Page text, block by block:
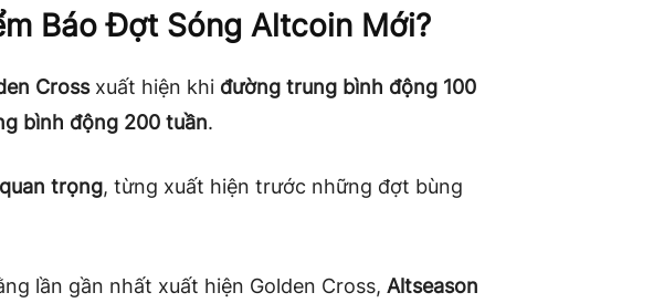
Báo Đợt Sóng Altcoin Mới?
Crossxuất hiện khi đường trung bình động 100
bình động 200 tuần.
trọng, từng xuất hiện trước những đợt bùng
lần gần nhất xuất hiện Golden Cross, Altseason